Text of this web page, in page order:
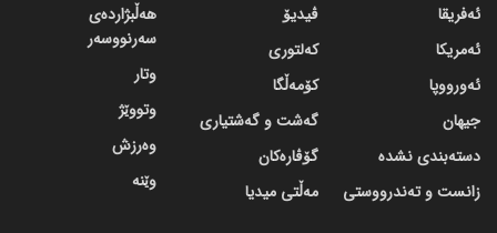
ئەفریقا
ئەمریکا
ئەورووپا
جیهان
دسته‌بندی نشده
زانست و تەندرووستی
ڤیدیۆ
کەلتوری
کۆمەڵگا
گه‌شت و گه‌شتیاری
گۆڤاره‌کان
مەڵتی میدیا
هەڵبژاردەی
سەرنووسەر
وتار
وتووێژ
وەرزش
وێنە